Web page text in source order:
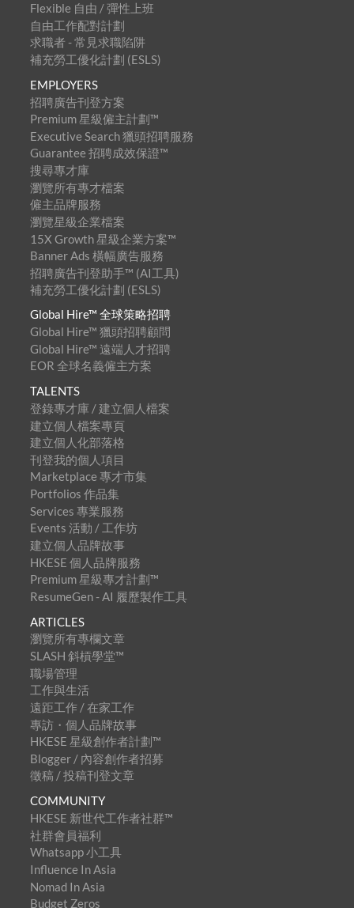
Flexible 自由 / 彈性上班
自由工作配對計劃
求職者 - 常見求職陷阱
補充勞工優化計劃 (ESLS)
EMPLOYERS
招聘廣告刊登方案
Premium 星級僱主計劃™
Executive Search 獵頭招聘服務
Guarantee 招聘成效保證™
搜尋專才庫
瀏覽所有專才檔案
僱主品牌服務
瀏覽星級企業檔案
15X Growth 星級企業方案™
Banner Ads 橫幅廣告服務
招聘廣告刊登助手™ (AI工具)
補充勞工優化計劃 (ESLS)
Global Hire™ 全球策略招聘
Global Hire™ 獵頭招聘顧問
Global Hire™ 遠端人才招聘
EOR 全球名義僱主方案
TALENTS
登錄專才庫 / 建立個人檔案
建立個人檔案專頁
建立個人化部落格
刊登我的個人項目
Marketplace 專才市集
Portfolios 作品集
Services 專業服務
Events 活動 / 工作坊
建立個人品牌故事
HKESE 個人品牌服務
Premium 星級專才計劃™
ResumeGen - AI 履歷製作工具
ARTICLES
瀏覽所有專欄文章
SLASH 斜槓學堂™
職場管理
工作與生活
遠距工作 / 在家工作
專訪・個人品牌故事
HKESE 星級創作者計劃™
Blogger / 內容創作者招募
徵稿 / 投稿刊登文章
COMMUNITY
HKESE 新世代工作者社群™
社群會員福利
Whatsapp 小工具
Influence In Asia
Nomad In Asia
Budget Zeros